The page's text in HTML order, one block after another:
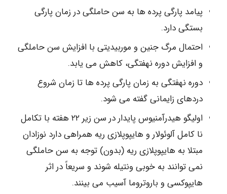
پیامد پارگی پرده ها به سن حاملگی در زمان پارگی
بستگی دارد.
احتمال مرگ جنین و موربیدیتی با افزایش سن حاملگی
و افزایش دوره نهفتگی، کاهش می یابد.
دوره نهفتگی به زمان پارگی پرده ها تا زمان شروع
دردهای زایمانی گفته می شود.
اولیگو هیدرآمنیوس پایدار در سن زیر ۲۲ هفته با تکامل
نا کامل آلوئولار و هایپوپلازی ریه همراهی دارد نوزادان
مبتلا به هایپوپلازی ریه (بدون) توجه به سن حاملگی
نمی توانند به خوبی ونتیله شوند و سریعاً در اثر
هایپوکسی و باروتروما آسیب می بینند.